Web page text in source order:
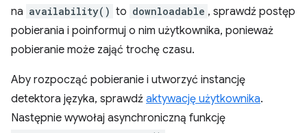
na availability() to downloadable , sprawdź postęp
pobierania i poinformuj o nim użytkownika, ponieważ
pobieranie może zająć trochę czasu.
Aby rozpocząć pobieranie i utworzyć instancję
detektora języka, sprawdź aktywację użytkownika.
Następnie wywołaj asynchroniczną funkcję